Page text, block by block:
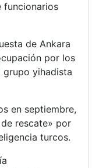
funcionarios
de Ankara
por los
grupo yihadista
en septiembre,
rescate» por
turcos.